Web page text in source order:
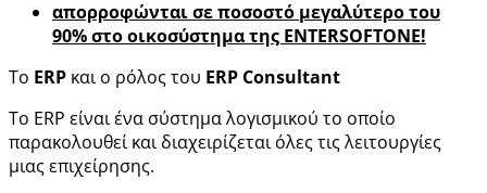
απορροφώνται σε ποσοστό μεγαλύτερο του
90% στο οικοσύστημα της ENTERSOFTONE!
Το ERP και ο ρόλος του ERP Consultant
Το ERP είναι ένα σύστημα λογισμικού το οποίο
παρακολουθεί και διαχειρίζεται όλες τις λειτουργίες
μιας επιχείρησης.